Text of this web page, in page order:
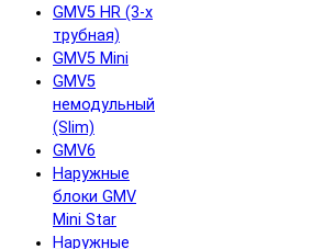
GMV5 HR (3-х
трубная)
GMV5 Mini
GMV5
немодульный
(Slim)
GMV6
Наружные
блоки GMV
Mini Star
Наружные